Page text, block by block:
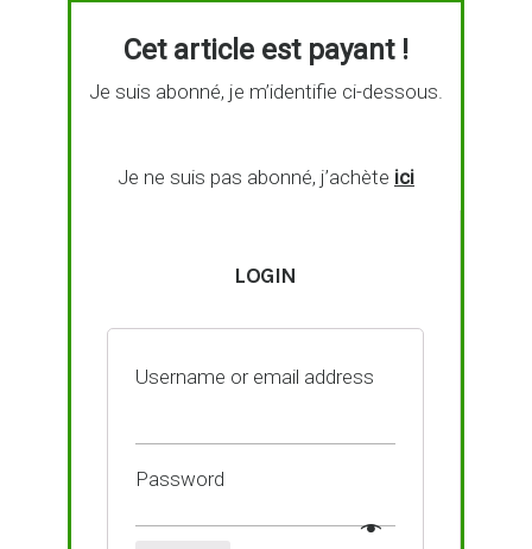
Cet article est payant !
Je suis abonné, je m’identifie ci-dessous.
Je ne suis pas abonné, j’achète ici
LOGIN
Username or email address
Password